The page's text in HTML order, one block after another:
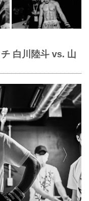
白川陸斗 vs. 山